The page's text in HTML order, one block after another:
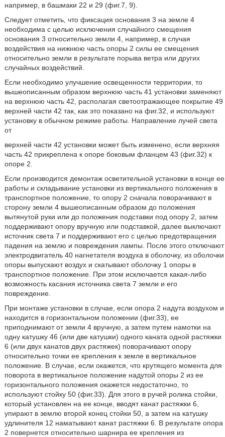
например, в башмаки 22 и 29 (фиг.7, 9).
Следует отметить, что фиксация основания 3 на земле 4
необходима с целью исключения случайного смещения
основания 3 относительно земли 4, например, в случая
воздействия на нижнюю часть опоры 2 силы ее смещения
относительно земли в результате порыва ветра или других
случайных воздействий.
Если необходимо улучшение освещенности территории, то
вышеописанным образом верхнюю часть 41 установки заменяют
на верхнюю часть 42, располагая светоотражающее покрытие 49
верхней части 42 так, как это показано на фиг.32, и используют
установку в обычном режиме работы. Направление лучей света
от
верхней части 42 установки может быть изменено, если верхняя
часть 42 прикреплена к опоре боковым фланцем 43 (фиг.32) к
опоре 2.
Если производится демонтаж осветительной установки в конце ее
работы и складывание установки из вертикального положения в
транспортное положение, то опору 2 сначала поворачивают в
сторону земли 4 вышеописанным образом до положения
вытянутой руки или до положения подставки под опору 2, затем
поддерживают опору вручную или подставкой, далее выключают
источник света 7 и поддерживают его с целью предотвращения
падения на землю и повреждения лампы. После этого отключают
электродвигатель 40 нагнетателя воздуха в оболочку, из оболочки
опоры выпускают воздух и скатывают оболочку 1 опоры в
транспортное положение. При этом исключается какая-либо
возможность касания источника света 7 земли и его
повреждение.
При монтаже установки в случае, если опора 2 надута воздухом и
находится в горизонтальном положении (фиг.33), ее
приподнимают от земли 4 вручную, а затем путем намотки на
одну катушку 46 (или две катушки) одного каната одной растяжки
6 (или двух канатов двух растяжек) поворачивают опору
относительно точки ее крепления к земле в вертикальное
положение. В случае, если окажется, что крутящего момента для
поворота в вертикальное положение надутой опоры 2 из ее
горизонтального положения окажется недостаточно, то
используют стойку 50 (фиг.33). Для этого в ручей ролика стойки,
который установлен на ее конце, вводят канат растяжки 6,
упирают в землю второй конец стойки 50, а затем на катушку
удлинителя 12 наматывают канат растяжки 6. В результате опора
2 повернется относительно шарнира ее крепления из